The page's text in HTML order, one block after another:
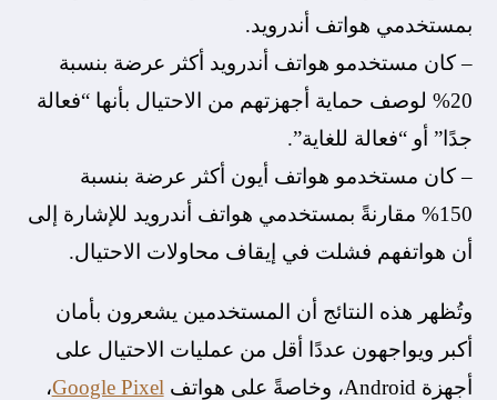
بمستخدمي هواتف أندرويد.
– كان مستخدمو هواتف أندرويد أكثر عرضة بنسبة
20% لوصف حماية أجهزتهم من الاحتيال بأنها “فعالة
جدًا” أو “فعالة للغاية”.
– كان مستخدمو هواتف أيون أكثر عرضة بنسبة
150% مقارنةً بمستخدمي هواتف أندرويد للإشارة إلى
أن هواتفهم فشلت في إيقاف محاولات الاحتيال.
وتُظهر هذه النتائج أن المستخدمين يشعرون بأمان
أكبر ويواجهون عددًا أقل من عمليات الاحتيال على
أجهزة Android، وخاصةً على هواتف
Google Pixel،